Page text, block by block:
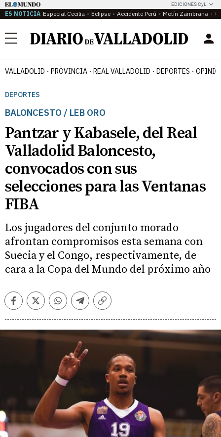
EDICIONES CyL
ES NOTICIA Especial Cecilia Eclipse Accidente Perú Motín Zambrana
Menú
VALLADOLID PROVINCIA REAL VALLADOLID DEPORTES
DEPORTES
BALONCESTO / LEB ORO
Pantzar y Kabasele, del Real
Valladolid Baloncesto,
convocados con sus
selecciones para las Ventanas
FIBA
Los jugadores del conjunto morado
afrontan compromisos esta semana con
Suecia y el Congo, respectivamente, de
cara a la Copa del Mundo del próximo año
FacebookTwitterWhatsappTelegramCopiar